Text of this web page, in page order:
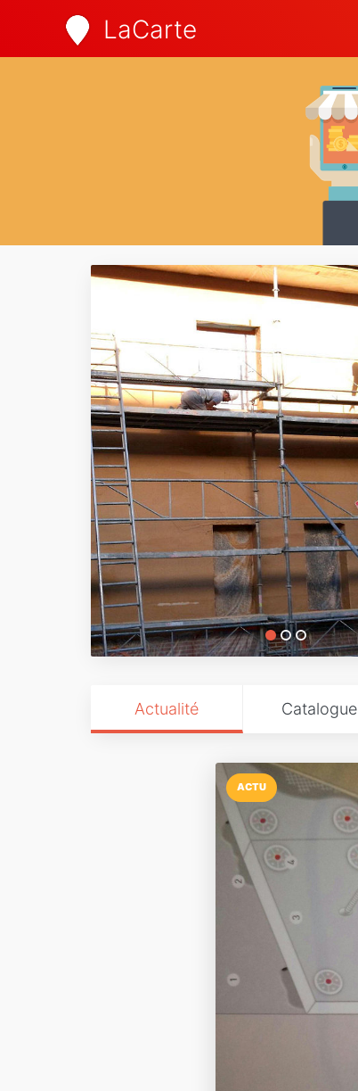
LaCarte
Actualité Catalogue
ACTU